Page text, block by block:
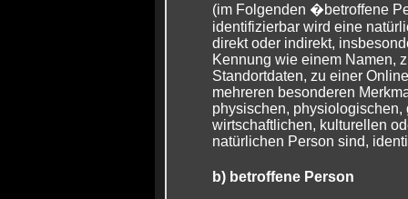
(im Folgenden �betroffene
identifizierbar wird eine
direkt oder indirekt,
Kennung wie einem Namen,
Standortdaten, zu einer
mehreren besonderen
physischen,
wirtschaftlichen, kulturellen
natürlichen Person sind,
b) betroffene Person